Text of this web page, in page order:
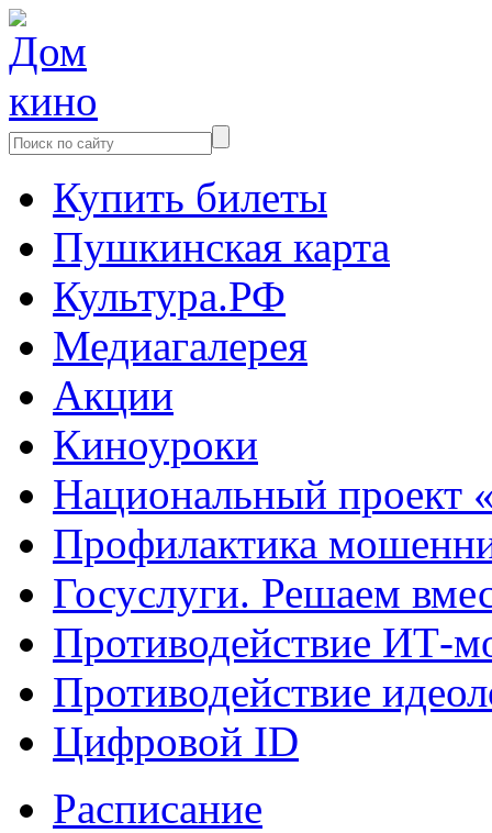
Купить билеты
Пушкинская карта
Культура.РФ
Медиагалерея
Акции
Киноуроки
Национальный проект
Профилактика
Госуслуги. Решаем
Противодействие ИТ-
Противодействие
Цифровой ID
Расписание